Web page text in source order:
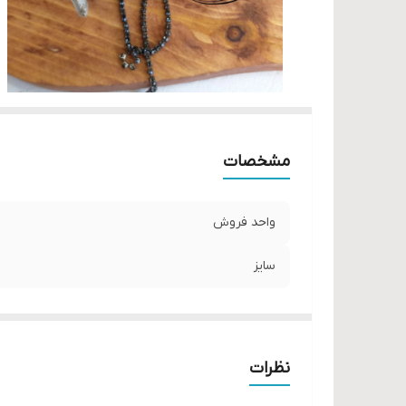
مشخصات
واحد فروش
سایز
نظرات